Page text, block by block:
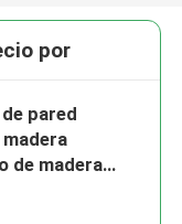
por
pared
de madera